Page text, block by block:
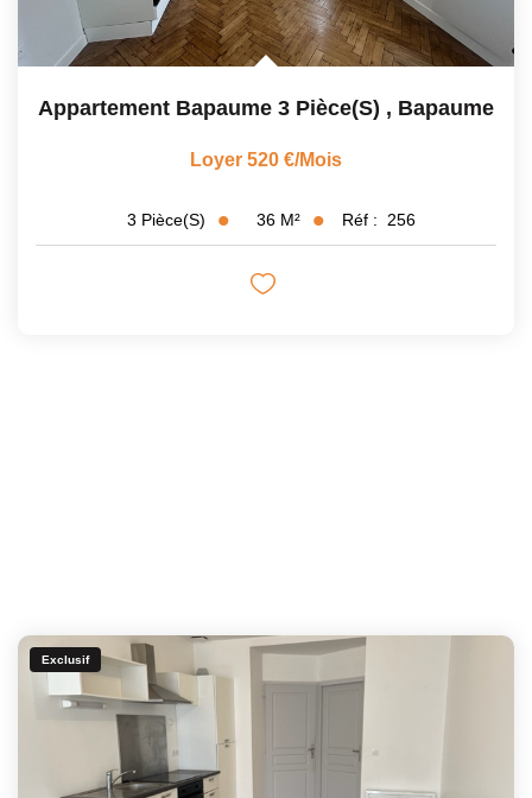
Appartement Bapaume 3 Pièce(s) , Bapaume
Loyer 520 €/mois
3 Pièce(s) 36 M² Réf : 256
Exclusif